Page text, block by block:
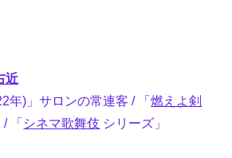
近
年)」サロンの常連客 / 「燃えよ剣
/ 「シネマ歌舞伎 シリーズ」